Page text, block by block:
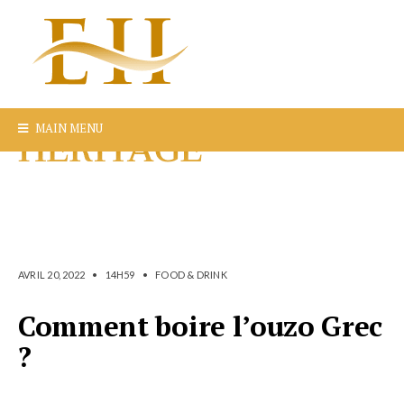
MAIN MENU
AVRIL 20, 2022 • 14H59 • FOOD & DRINK
Comment boire l’ouzo Grec
?